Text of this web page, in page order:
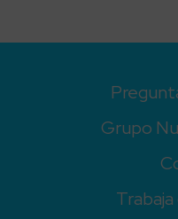
Grupo